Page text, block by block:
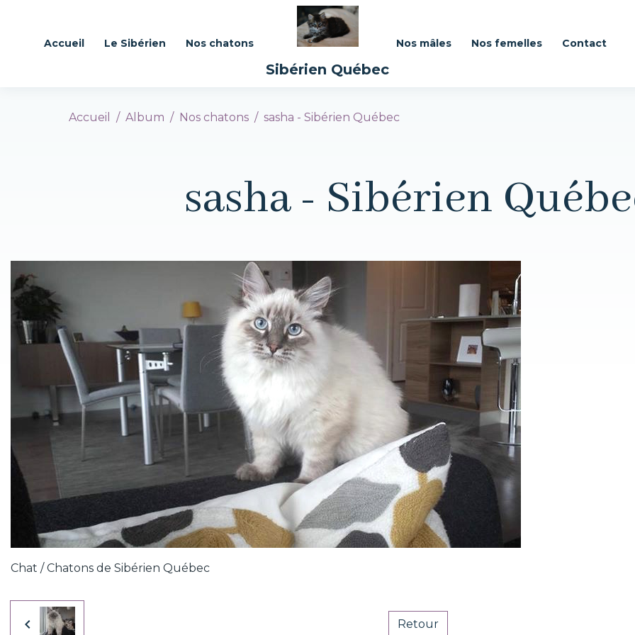
Accueil Le Sibérien Nos chatons
Sibérien Québec
Nos mâles Nos femelles Contact
Accueil Album Nos chatons sasha - Sibérien Québec
sasha - Sibérien
Chat / Chatons de Sibérien Québec
Retour